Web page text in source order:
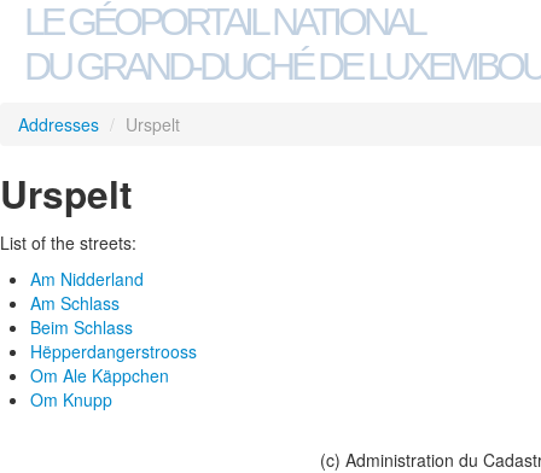
LE GÉOPORTAIL NATIONAL
DU GRAND-DUCHÉ DE
Addresses / Urspelt
Urspelt
List of the streets:
Am Nidderland
Am Schlass
Beim Schlass
Hëpperdangerstrooss
Om Ale Käppchen
Om Knupp
(c) Administration du